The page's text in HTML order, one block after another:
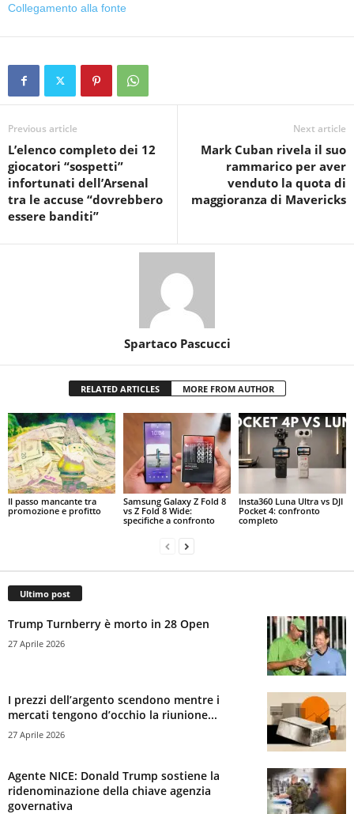
Collegamento alla fonte
Previous article
L’elenco completo dei 12
giocatori “sospetti”
infortunati dell’Arsenal
tra le accuse “dovrebbero
essere banditi”
Next article
Mark Cuban rivela il suo
rammarico per aver
venduto la quota di
maggioranza di Mavericks
Spartaco Pascucci
RELATED ARTICLES MORE FROM AUTHOR
Il passo mancante tra
promozione e profitto
Samsung Galaxy Z Fold 8
vs Z Fold 8 Wide:
specifiche a confronto
Insta360 Luna Ultra vs DJI
Pocket 4: confronto
completo
Ultimo post
Trump Turnberry è morto in 28 Open
27 Aprile 2026
I prezzi dell’argento scendono mentre i
mercati tengono d’occhio la riunione...
27 Aprile 2026
Agente NICE: Donald Trump sostiene la
ridenominazione della chiave agenzia
governativa